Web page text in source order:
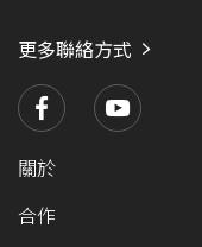
更多聯絡方式
關於
合作